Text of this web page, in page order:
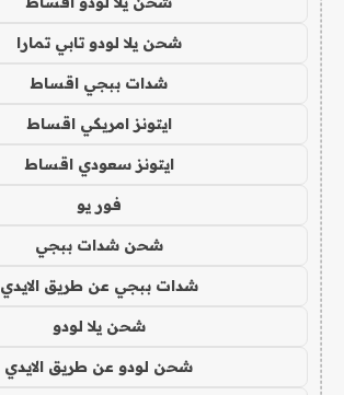
شحن يلا لودو تابي تمارا
شدات ببجي اقساط
ايتونز امريكي اقساط
ايتونز سعودي اقساط
فور يو
شحن شدات ببجي
شدات ببجي عن طريق الايدي
شحن يلا لودو
شحن لودو عن طريق الايدي